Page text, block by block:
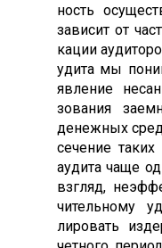
ность
за­висит от
кации
уди­та мы
яв­ле­ние
зо­вания
де­неж­ных
сече­ние
а­уди­та ча­ще
взгляд,
читель­но­му
лиро­вать